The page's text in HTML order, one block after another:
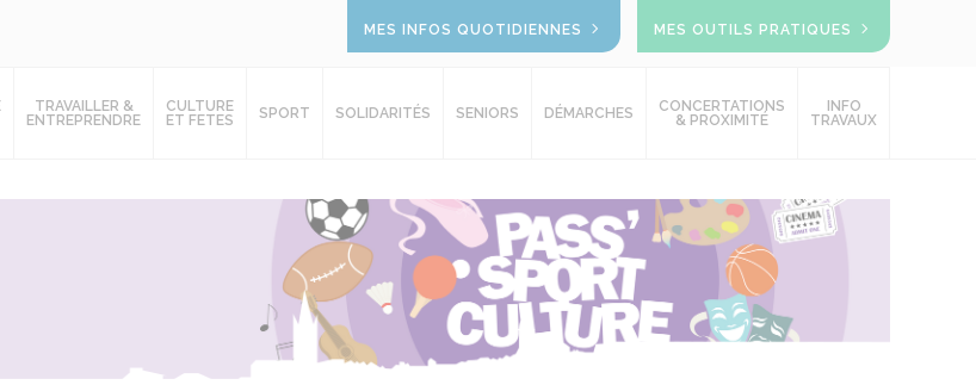
MES INFOS QUOTIDIENNES MES OUTILS PRATIQUES
TRAVAILLER &
ENTREPRENDRE
CULTURE
ET FETES
SPORT SOLIDARITÉS SENIORS DÉMARCHES
CONCERTATIONS
& PROXIMITÉ
INFO
TRAVAUX